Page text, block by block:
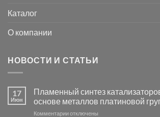
Каталог
О компании
НОВОСТИ И СТАТЬИ
17
Июн
Пламенный синтез
основе металлов платиновой
Комментариикотключены